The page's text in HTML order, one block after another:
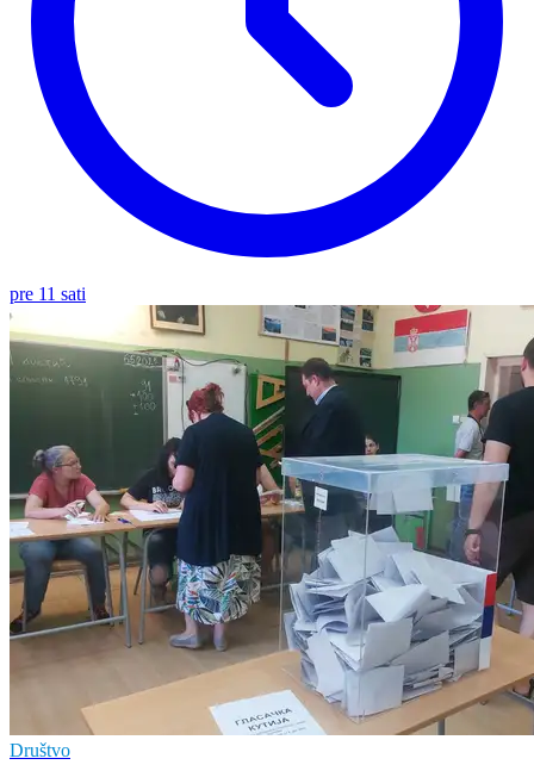
pre 11 sati
Društvo